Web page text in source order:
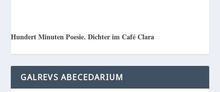
Hundert Minuten Poesie. Dichter im Café Clara
GALREVS ABECEDARIUM